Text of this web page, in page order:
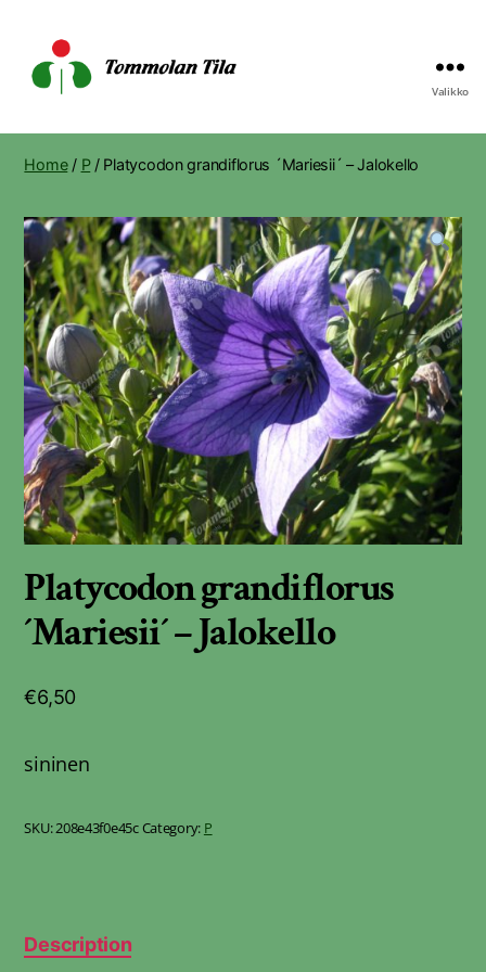
Tila
Valikko
Home/ P/ Platycodon grandiflorus ´Mariesii´ – Jalokello
Platycodon grandiflorus
´Mariesii´ – Jalokello
€6,50
sininen
SKU:208e43f0e45cCategory: P
Description